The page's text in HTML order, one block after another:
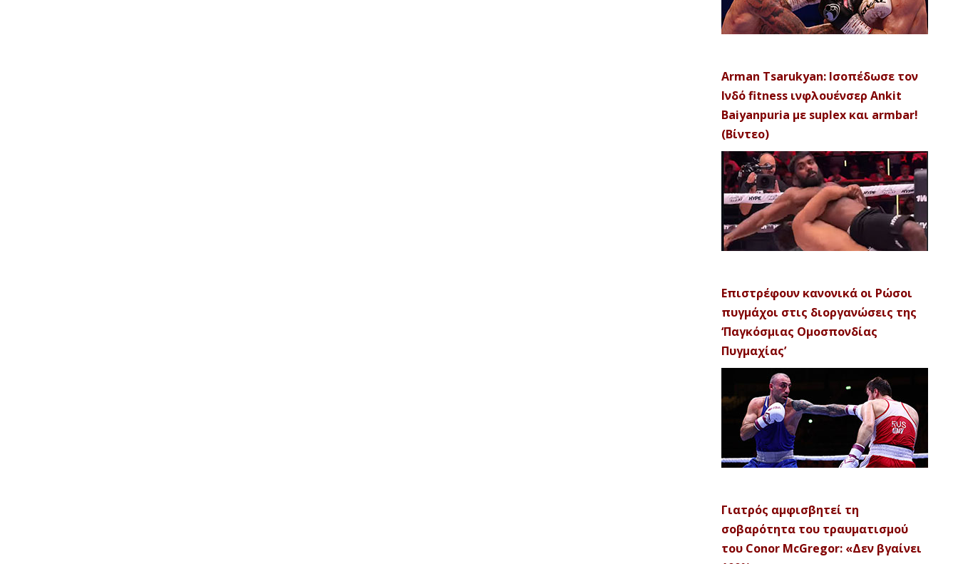
Arman Tsarukyan: Ισοπέδωσε τον
Ινδό fitness ινφλουένσερ Ankit
Baiyanpuria με suplex και armbar!
(Βίντεο)
Επιστρέφουν κανονικά οι Ρώσοι
πυγμάχοι στις διοργανώσεις της
‘Παγκόσμιας Ομοσπονδίας
Πυγμαχίας’
Γιατρός αμφισβητεί τη
σοβαρότητα του τραυματισμού
του Conor McGregor: «Δεν βγαίνει